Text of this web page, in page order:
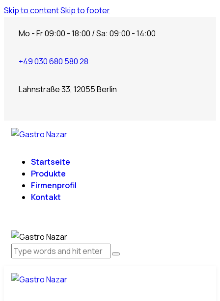
Skip to contentSkip to footer
Mo - Fr 09:00 - 18:00 / Sa: 09:00 - 14:00
+49 030 680 580 28
Lahnstraße 33, 12055 Berlin
Startseite
Produkte
Firmenprofil
Kontakt